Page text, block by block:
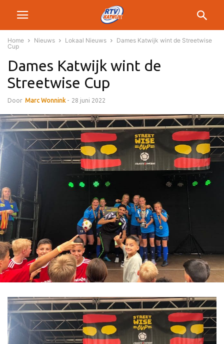
Home Nieuws Lokaal Nieuws
Dames Katwijk wint de Streetwise
Cup
Dames Katwijk wint de
Streetwise Cup
Door Marc Wonnink - 28 juni 2022